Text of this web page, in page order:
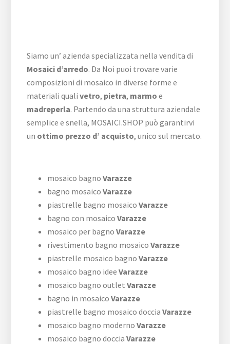
Siamo un’ azienda specializzata nella vendita di
Mosaici d’arredo. Da Noi puoi trovare varie
composizioni di mosaico in diverse forme e
materiali qualivetro, pietra, marmo e
madreperla. Partendo da una struttura aziendale
semplice e snella, MOSAICI.SHOP può garantirvi
un ottimo prezzo d’ acquisto, unico sul mercato.
mosaico bagno Varazze
bagno mosaico Varazze
piastrelle bagno mosaico Varazze
bagno con mosaico Varazze
mosaico per bagno Varazze
rivestimento bagno mosaico Varazze
piastrelle mosaico bagno Varazze
mosaico bagno idee Varazze
mosaico bagno outlet Varazze
bagno in mosaico Varazze
piastrelle bagno mosaico doccia Varazze
mosaico bagno moderno Varazze
mosaico bagno doccia Varazze